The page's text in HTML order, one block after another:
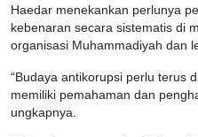
Haedar menekankan perlunya
kebenaran secara sistematis di
organisasi Muhammadiyah dan
“Budaya antikorupsi perlu terus
memiliki pemahaman dan
ungkapnya.